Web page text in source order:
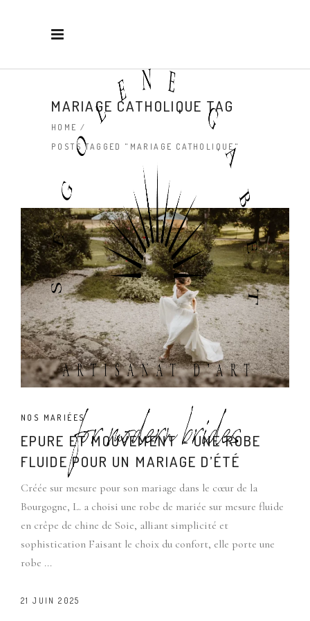
MARIAGE CATHOLIQUE TAG
HOME /
POSTS TAGGED "MARIAGE CATHOLIQUE"
NOS MARIÉES
EPURE ET MOUVEMENT – UNE ROBE
FLUIDE POUR UN MARIAGE D’ÉTÉ
Créée sur mesure pour son mariage dans le cœur de la
Bourgogne, L. a choisi une robe de mariée sur mesure fluide
en crêpe de chine de Soie, alliant simplicité et
sophistication Faisant le choix du confort, elle porte une
robe
21 JUIN 2025